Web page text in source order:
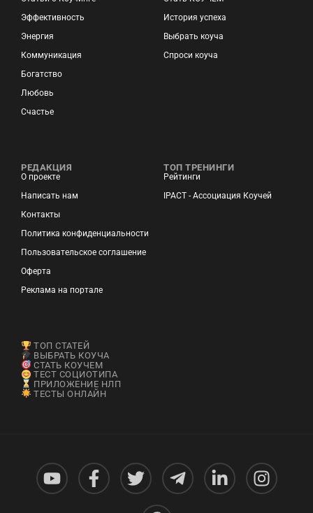
Эффективность
Энергия
Коммуникация
Богатство
Любовь
Счастье
История успеха
Выбрать коуча
Спроси коуча
РЕДАКЦИЯ
О проекте
Написать нам
Контакты
Политика конфиденциальности
Пользовательское соглашение
Оферта
Реклама на портале
ТОП ТРЕНИНГИ
Рейтинги
IPACT - Ассоциация Коучей
ТОП СТАТЕЙ
ВЫБРАТЬ КОУЧА
СТАТЬ КОУЧЕМ
ТЕСТ СОЦИОТИПА
ПРИЛОЖЕНИЕ НЛП
ТЕСТЫ ОНЛАЙН